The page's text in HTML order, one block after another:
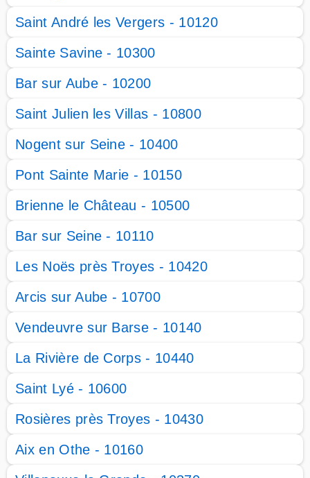
Saint André les Vergers - 10120
Sainte Savine - 10300
Bar sur Aube - 10200
Saint Julien les Villas - 10800
Nogent sur Seine - 10400
Pont Sainte Marie - 10150
Brienne le Château - 10500
Bar sur Seine - 10110
Les Noës près Troyes - 10420
Arcis sur Aube - 10700
Vendeuvre sur Barse - 10140
La Rivière de Corps - 10440
Saint Lyé - 10600
Rosières près Troyes - 10430
Aix en Othe - 10160